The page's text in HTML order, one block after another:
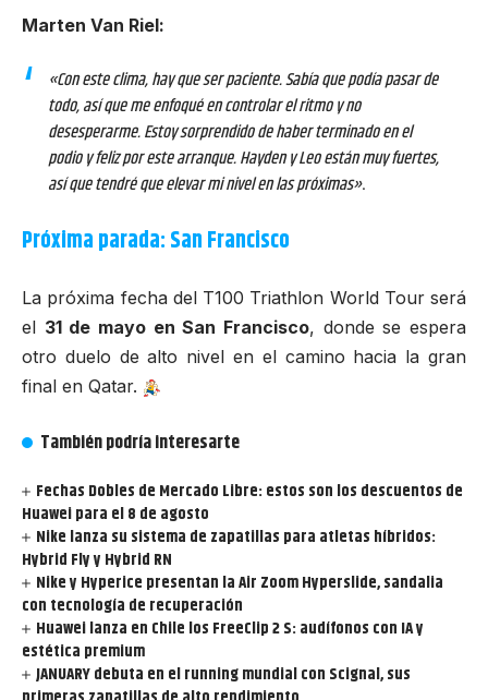
Marten Van Riel:
«Con este clima, hay que ser paciente. Sabía que podía pasar de
todo, así que me enfoqué en controlar el ritmo y no
desesperarme. Estoy sorprendido de haber terminado en el
podio y feliz por este arranque. Hayden y Leo están muy fuertes,
así que tendré que elevar mi nivel en las próximas».
Próxima parada: San Francisco
La próxima fecha del T100 Triathlon World Tourserá
el 31 de mayo en San Francisco, donde se espera
otro duelo de alto nivel en el camino hacia la gran
final en Qatar.
También podría interesarte
Fechas Dobles de Mercado Libre: estos son los descuentos de
Huawei para el 8 de agosto
Nike lanza su sistema de zapatillas para atletas híbridos:
Hybrid Fly y Hybrid RN
Nike y Hyperice presentan la Air Zoom Hyperslide, sandalia
con tecnología de recuperación
Huawei lanza en Chile los FreeClip 2 S: audífonos con IA y
estética premium
JANUARY debuta en el running mundial con Scignal, sus